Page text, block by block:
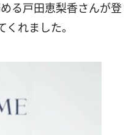
る戸田恵梨香さんが登
れました。